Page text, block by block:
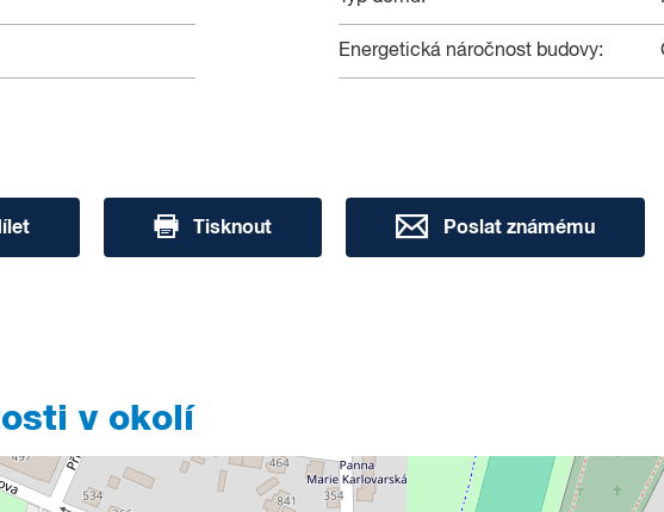
Energetická náročnost budovy:
Tisknout Poslat známému
v okolí